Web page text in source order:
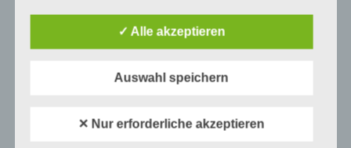
Informationen, die sich auf eine identifizierte
oder identifizierbare natürliche Person (im
✓ Alle akzeptieren
Auswahl speichern
✕ Nur erforderliche akzeptieren